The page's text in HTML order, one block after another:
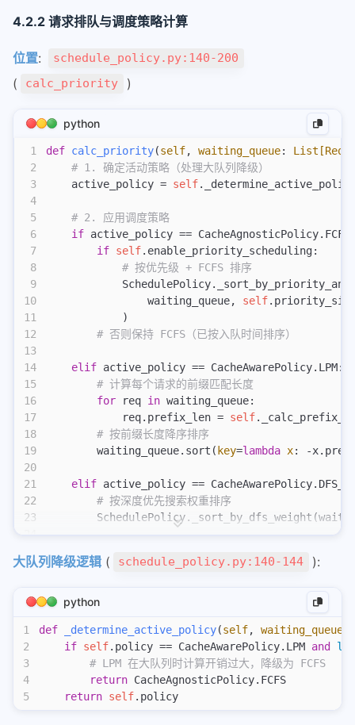
4.2.2 请求排队与调度策略计算
位置: schedule_policy.py:140-200
( calc_priority )
python
1
2
3
4
5
6
7
8
9
10
11
12
13
14
15
16
17
18
19
20
21
22
23
26
28
30
31
32
33
def calc_priority(self, waiting_queue: List[Req]
    # 1. 确定活动策略（处理大队列降级）
    active_policy =
self
    # 2. 应用调度策略
    if
active_policy ==
        if
self.enable_priority_scheduling:
            # 按优先级 + FCFS 排序
                waiting_queue,
self
            )
        # 否则保持 FCFS（已按入队时间排序）
    elif
active_policy == CacheAwarePolicy.LPM:
        # 计算每个请求的前缀匹配长度
        for
req in waiting_queue:
            req.prefix_len =
self
        # 按前缀长度降序排序
        waiting_queue.sort(
key=lambda x: -
    elif
active_policy ==
        # 按深度优先搜索权重排序
        # 按 max_new_tokens 降序排序
        # 随机打乱
        random.shuffle(waiting_queue)
    return
True
大队列降级逻辑 ( schedule_policy.py:140-144 ):
python
1
2
3
4
5
def _determine_active_policy(self, waiting_queue
    if
self.policy == CacheAwarePolicy.LPM and len
        # LPM 在大队列时计算开销过大，降级为 FCFS
        return
CacheAgnosticPolicy.FCFS
    return
self.policy